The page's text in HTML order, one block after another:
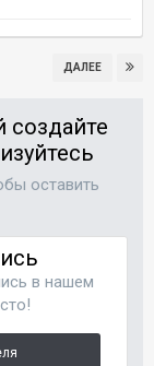
ДАЛЕЕ
оставить
в нашем